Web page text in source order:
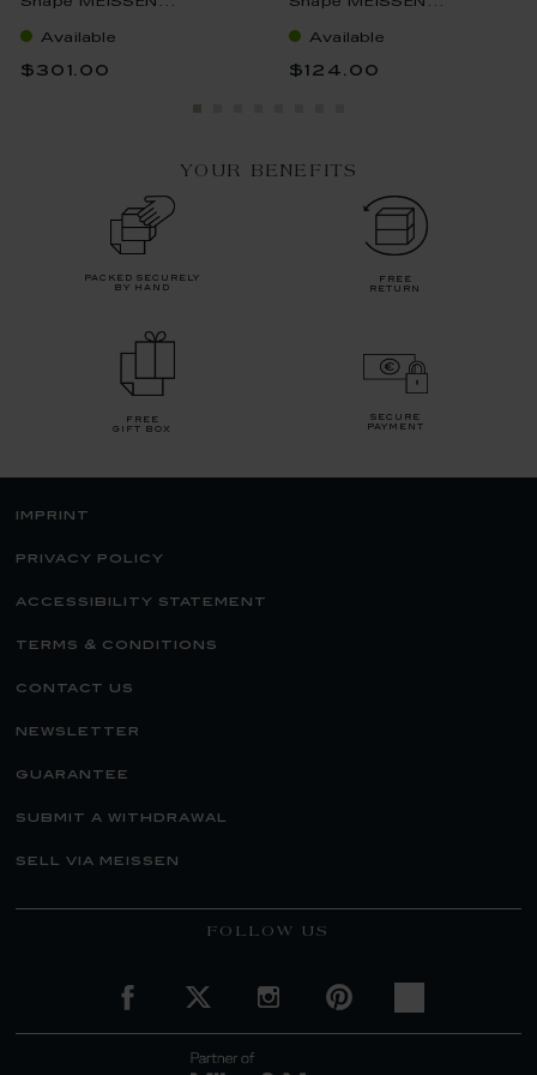
Available
$301.00
Available
$124.00
YOUR BENEFITS
packed securely
by hand
free
return
free
gift box
secure
payment
imprint
privacy policy
accessibility statement
terms & conditions
contact us
newsletter
guarantee
submit a withdrawal
sell via meissen
FOLLOW US